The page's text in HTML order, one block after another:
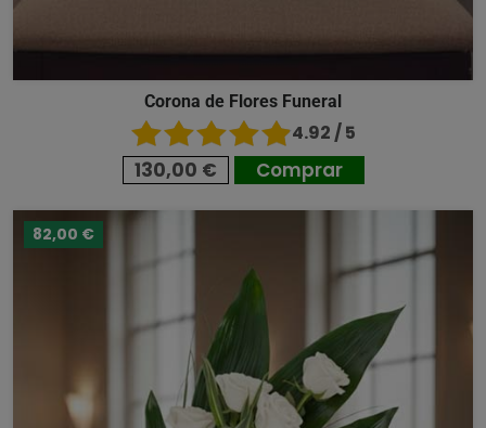
Corona de Flores Funeral
4.92 / 5
130,00 € Comprar
82,00 €